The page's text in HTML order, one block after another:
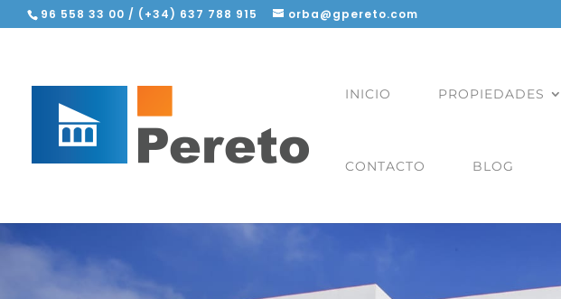
96 558 33 00 / (+34) 637 788 915 orba@gpereto.com
INICIO PROPIEDADES
CONTACTO BLOG